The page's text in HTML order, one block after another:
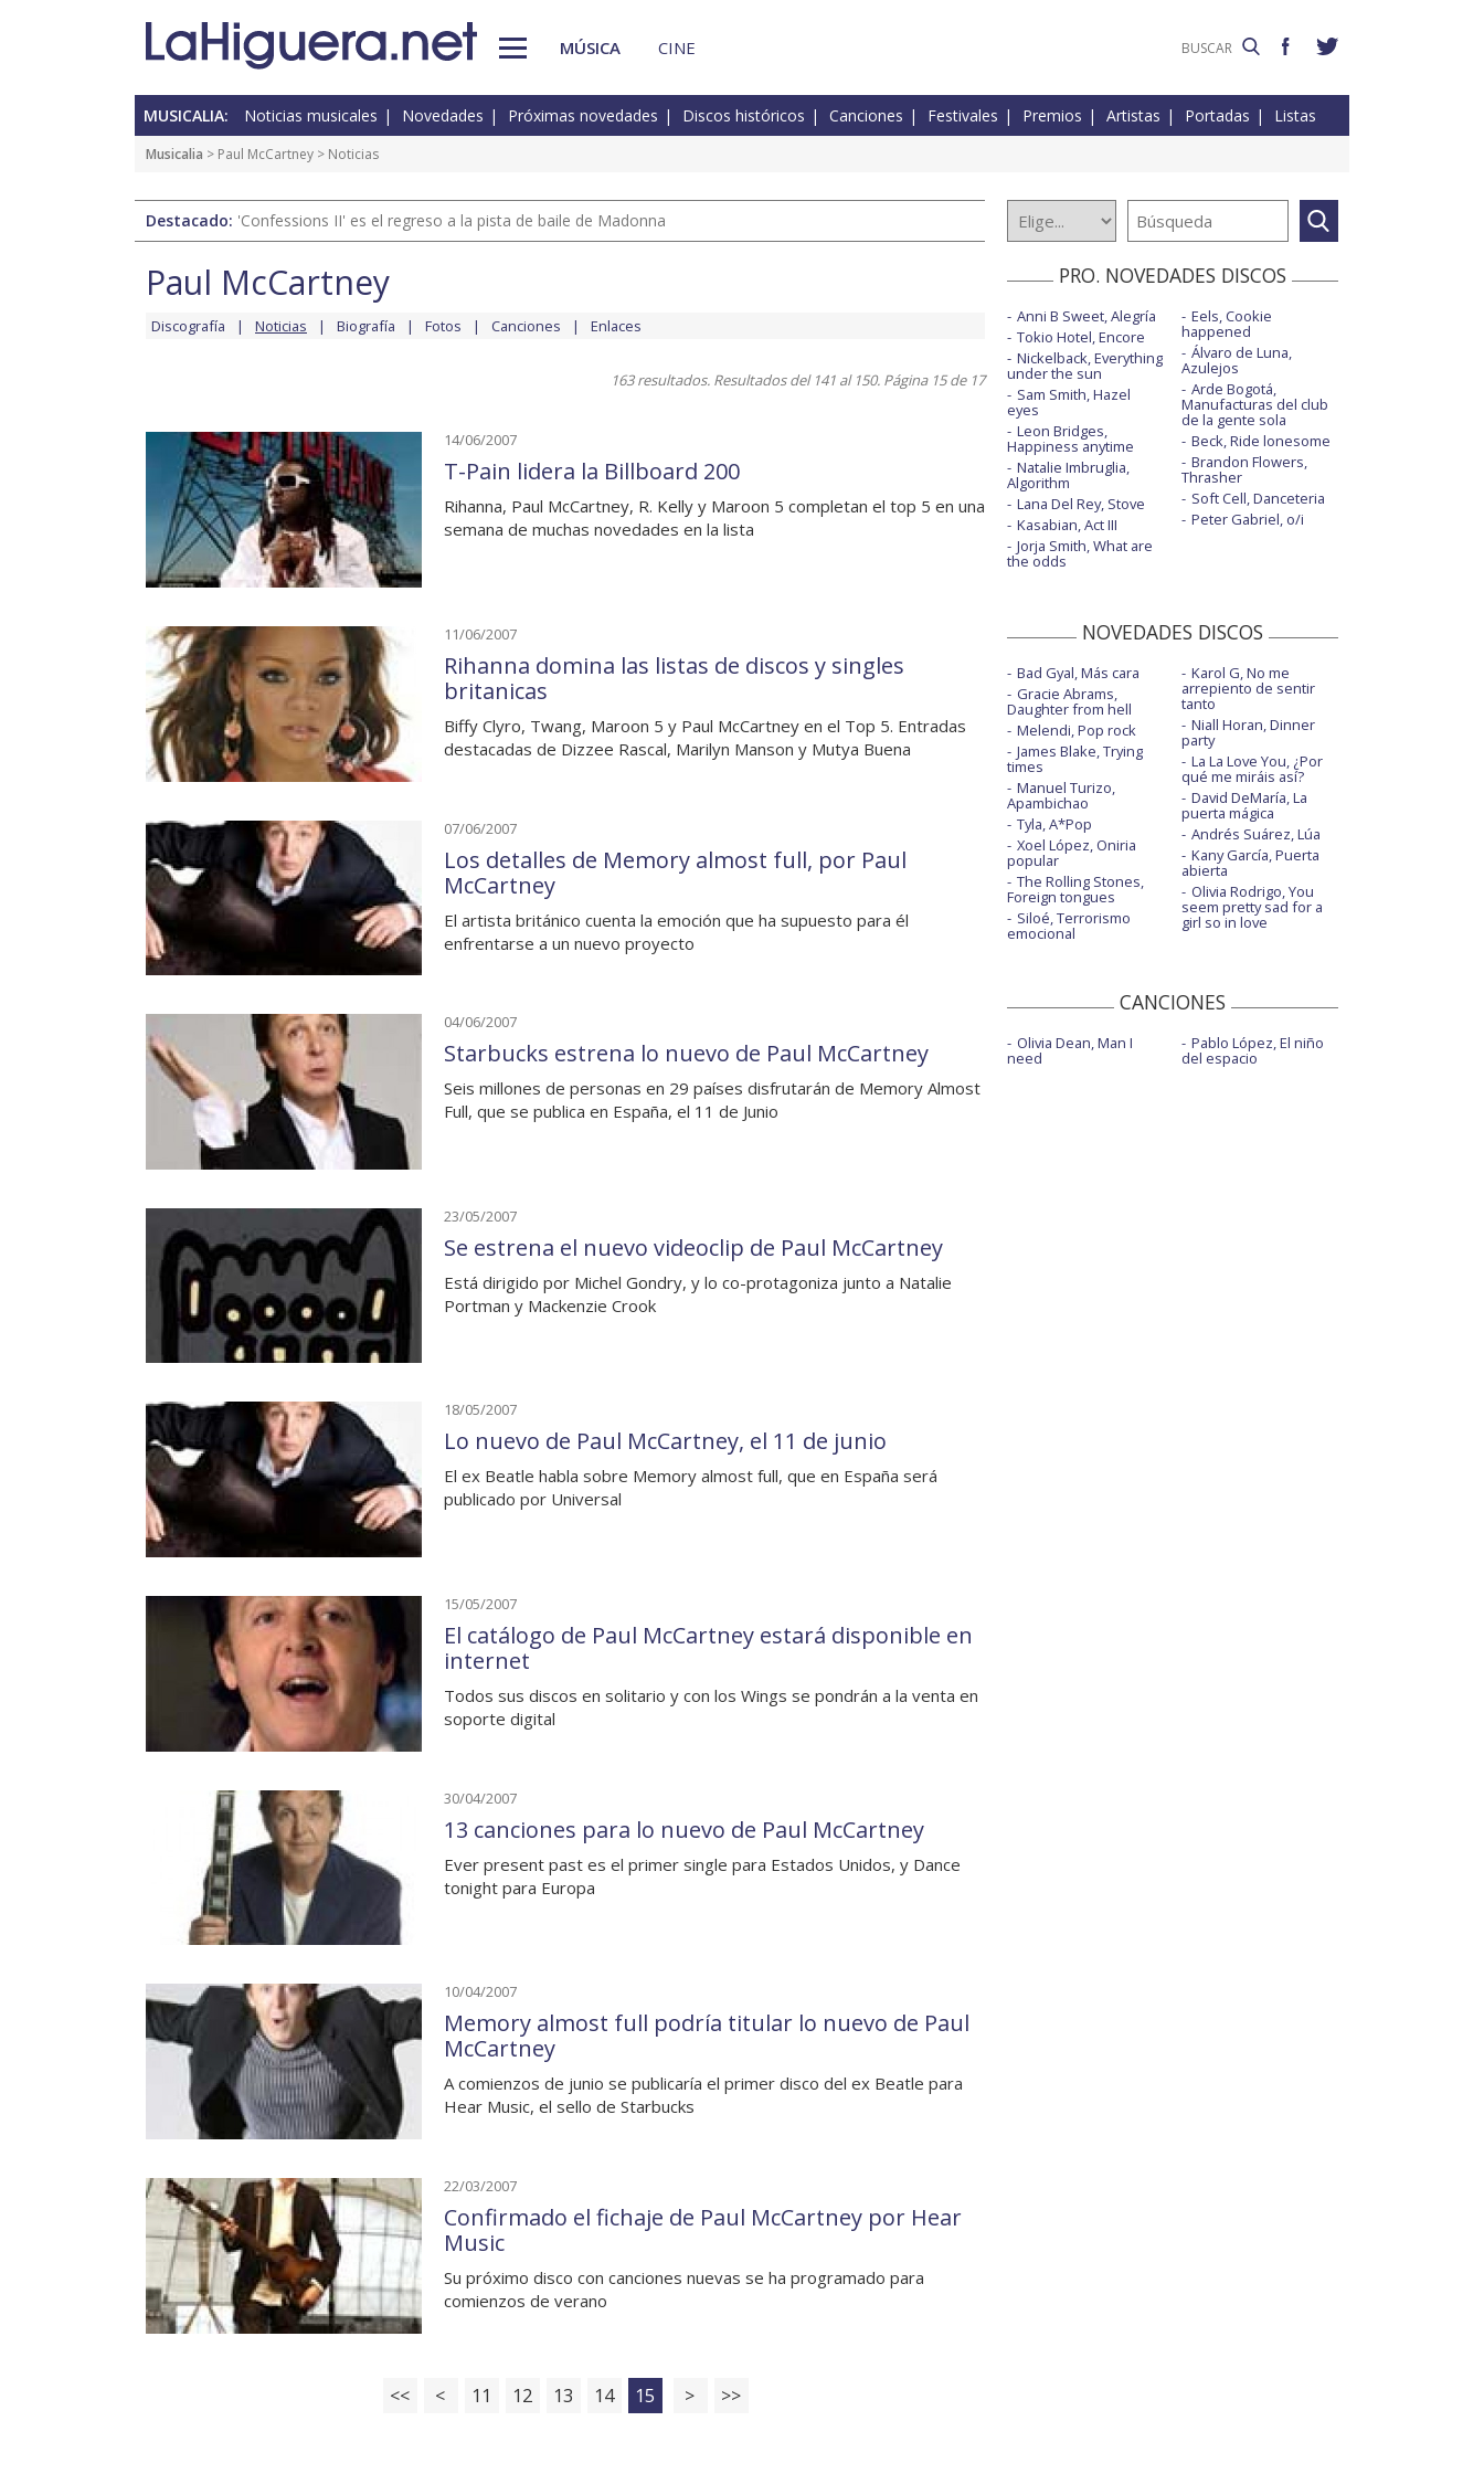
MÚSICA CINE
MUSICALIA: Noticias musicales Novedades Próximas novedades Discos históricos Canciones Festivales Premios Artistas Portadas Listas
Musicalia > Paul McCartney > Noticias
Destacado: 'Confessions II' es el regreso a la pista de baile de Madonna
Paul McCartney
Discografía Noticias Biografía Fotos Canciones Enlaces
163 resultados. Resultados del 141 al 150. Página 15 de 17
14/06/2007
T-Pain lidera la Billboard 200
Rihanna, Paul McCartney, R. Kelly y Maroon 5 completan el top 5 en una
semana de muchas novedades en la lista
11/06/2007
Rihanna domina las listas de discos y singles
britanicas
Biffy Clyro, Twang, Maroon 5 y Paul McCartney en el Top 5. Entradas
destacadas de Dizzee Rascal, Marilyn Manson y Mutya Buena
07/06/2007
Los detalles de Memory almost full, por Paul
McCartney
El artista británico cuenta la emoción que ha supuesto para él
enfrentarse a un nuevo proyecto
04/06/2007
Starbucks estrena lo nuevo de Paul McCartney
Seis millones de personas en 29 países disfrutarán de Memory Almost
Full, que se publica en España, el 11 de Junio
23/05/2007
Se estrena el nuevo videoclip de Paul McCartney
Está dirigido por Michel Gondry, y lo co-protagoniza junto a Natalie
Portman y Mackenzie Crook
18/05/2007
Lo nuevo de Paul McCartney, el 11 de junio
El ex Beatle habla sobre Memory almost full, que en España será
publicado por Universal
15/05/2007
El catálogo de Paul McCartney estará disponible en
internet
Todos sus discos en solitario y con los Wings se pondrán a la venta en
soporte digital
30/04/2007
13 canciones para lo nuevo de Paul McCartney
Ever present past es el primer single para Estados Unidos, y Dance
tonight para Europa
10/04/2007
Memory almost full podría titular lo nuevo de Paul
McCartney
A comienzos de junio se publicaría el primer disco del ex Beatle para
Hear Music, el sello de Starbucks
22/03/2007
Confirmado el fichaje de Paul McCartney por Hear
Music
Su próximo disco con canciones nuevas se ha programado para
comienzos de verano
<< < 11 12 13 14 15 > >>
PRO. NOVEDADES DISCOS
Anni B Sweet, Alegría
Tokio Hotel, Encore
Nickelback, Everything
under the sun
Sam Smith, Hazel
eyes
Leon Bridges,
Happiness anytime
Natalie Imbruglia,
Algorithm
Lana Del Rey, Stove
Kasabian, Act III
Jorja Smith, What are
the odds
Eels, Cookie
happened
Álvaro de Luna,
Azulejos
Arde Bogotá,
Manufacturas del club
de la gente sola
Beck, Ride lonesome
Brandon Flowers,
Thrasher
Soft Cell, Danceteria
Peter Gabriel, o/i
NOVEDADES DISCOS
Bad Gyal, Más cara
Gracie Abrams,
Daughter from hell
Melendi, Pop rock
James Blake, Trying
times
Manuel Turizo,
Apambichao
Tyla, A*Pop
Xoel López, Oniria
popular
The Rolling Stones,
Foreign tongues
Siloé, Terrorismo
emocional
Karol G, No me
arrepiento de sentir
tanto
Niall Horan, Dinner
party
La La Love You, ¿Por
qué me miráis así?
David DeMaría, La
puerta mágica
Andrés Suárez, Lúa
Kany García, Puerta
abierta
Olivia Rodrigo, You
seem pretty sad for a
girl so in love
CANCIONES
Olivia Dean, Man I
need
Pablo López, El niño
del espacio